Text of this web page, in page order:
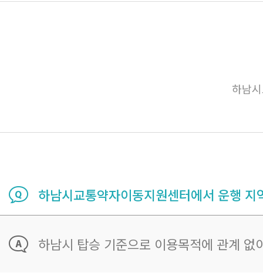
하남
하남시교통약자이동지원센터에서 운행
하남시 탑승 기준으로 이용목적에 관계 없